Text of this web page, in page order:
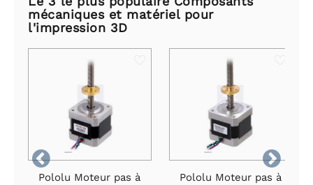
mécaniques et matériel pour
l'impression 3D


Pololu Moteur pas à
Pololu Moteur pas à